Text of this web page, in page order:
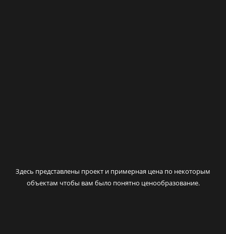
Здесь представлены проект и примерная цена по некоторым
объектам чтобы вам было понятно ценообразование.